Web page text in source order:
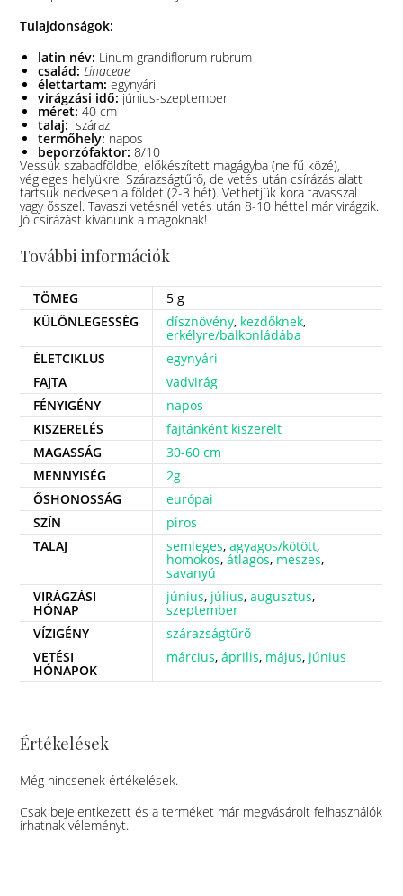
Tulajdonságok:
latin név: Linum grandiflorum rubrum
család: Linaceae
élettartam:egynyári
virágzási idő:június-szeptember
méret:40 cm
talaj: száraz
termőhely: napos
beporzófaktor: 8/10
Vessük szabadföldbe, előkészített magágyba (ne fű közé),
végleges helyükre. Szárazságtűrő, de vetés után csírázás alatt
tartsuk nedvesen a földet (2-3 hét). Vethetjük kora tavasszal
vagy ősszel. Tavaszi vetésnél vetés után 8-10 héttel már virágzik.
Jó csírázást kívánunk a magoknak!
További információk
TÖMEG
5 g
KÜLÖNLEGESSÉG
dísznövény, kezdőknek,
erkélyre/balkonládába
ÉLETCIKLUS
egynyári
FAJTA
vadvirág
FÉNYIGÉNY
napos
KISZERELÉS
fajtánként kiszerelt
MAGASSÁG
30-60 cm
MENNYISÉG
2g
ŐSHONOSSÁG
európai
SZÍN
piros
TALAJ
semleges,agyagos/kötött,
homokos,átlagos, meszes,
savanyú
VIRÁGZÁSI
HÓNAP
június, július,augusztus,
szeptember
VÍZIGÉNY
szárazságtűrő
VETÉSI
HÓNAPOK
március,április, május, június
Értékelések
Még nincsenek értékelések.
Csak bejelentkezett és a terméket már megvásárolt felhasználók
írhatnak véleményt.